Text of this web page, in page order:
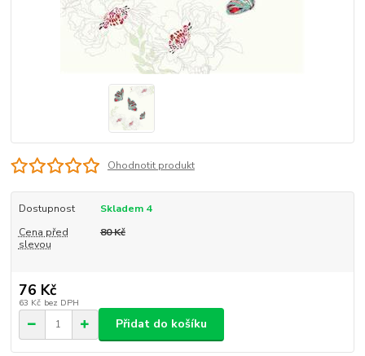
Ohodnotit produkt
Dostupnost
Skladem 4
Cena před
slevou
80 Kč
76 Kč
63 Kč bez DPH
Přidat do košíku